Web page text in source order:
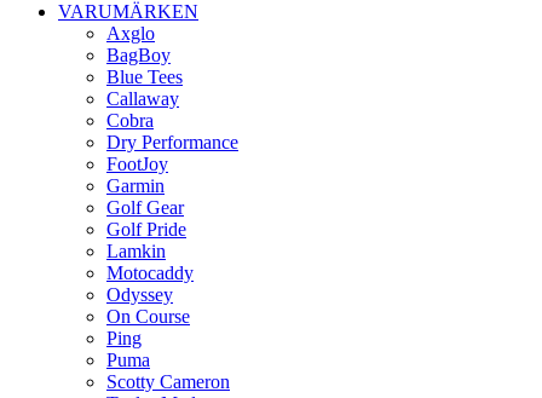
VARUMÄRKEN
Axglo
BagBoy
Blue Tees
Callaway
Cobra
Dry Performance
FootJoy
Garmin
Golf Gear
Golf Pride
Lamkin
Motocaddy
Odyssey
On Course
Ping
Puma
Scotty Cameron